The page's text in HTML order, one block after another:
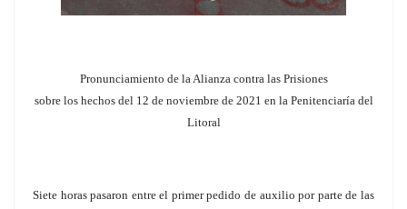
Pronunciamiento de la Alianza contra las Prisiones
sobre los hechos del 12 de noviembre de 2021 en la Penitenciaría del
Litoral
Siete horas pasaron entre el primer pedido de auxilio por parte de las